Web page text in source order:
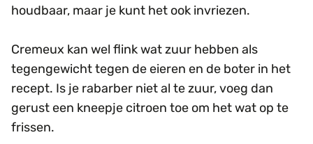
houdbaar, maar je kunt het ook invriezen.
Cremeux kan wel flink wat zuur hebben als
tegengewicht tegen de eieren en de boter in het
recept. Is je rabarber niet al te zuur, voeg dan
gerust een kneepje citroen toe om het wat op te
frissen.